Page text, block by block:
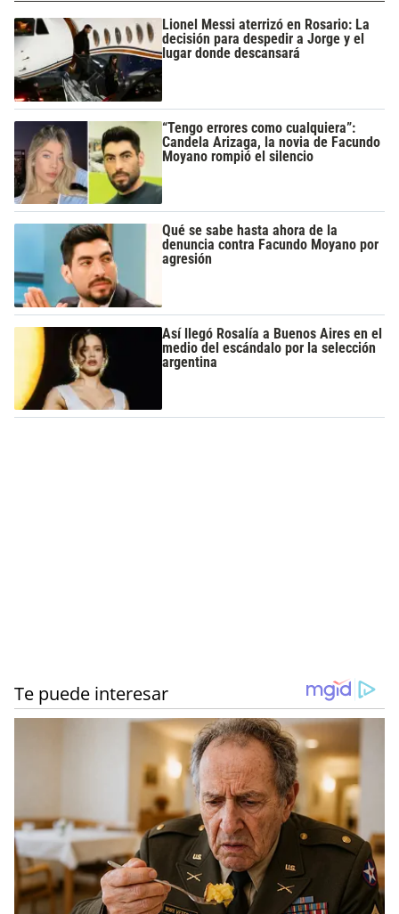
Lionel Messi aterrizó en Rosario: La
decisión para despedir a Jorge y el
lugar donde descansará
“Tengo errores como cualquiera”:
Candela Arizaga, la novia de Facundo
Moyano rompió el silencio
Qué se sabe hasta ahora de la
denuncia contra Facundo Moyano por
agresión
Así llegó Rosalía a Buenos Aires en el
medio del escándalo por la selección
argentina